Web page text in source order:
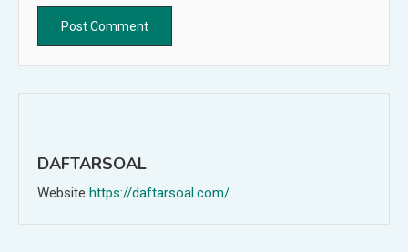
DAFTARSOAL
Website https://daftarsoal.com/